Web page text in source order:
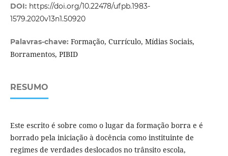
DOI: https://doi.org/10.22478/ufpb.1983-
1579.2020v13n1.50920
Palavras-chave: Formação, Currículo, Mídias Sociais,
Borramentos, PIBID
RESUMO
Este escrito é sobre como o lugar da formação borra e é
borrado pela iniciação à docência como instituinte de
regimes de verdades deslocados no trânsito escola,